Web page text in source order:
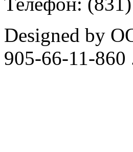
Designed by
905-66-11-860